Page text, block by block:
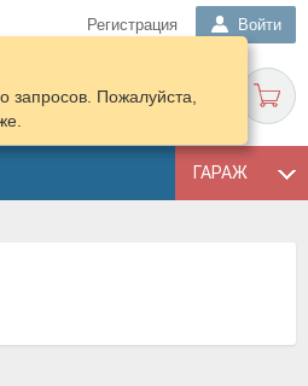
Регистрация Войти
ГАРАЖ
запросов. Пожалуйста,